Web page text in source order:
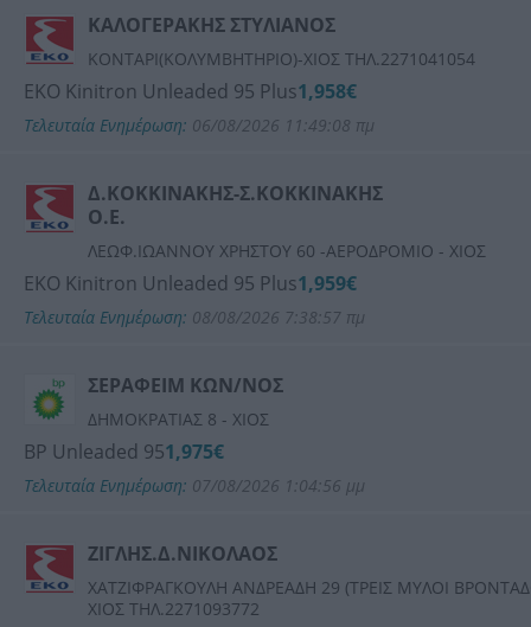
ΚΑΛΟΓΕΡΑΚΗΣ ΣΤΥΛΙΑΝΟΣ
ΚΟΝΤΑΡΙ(ΚΟΛΥΜΒΗΤΗΡΙΟ)-ΧΙΟΣ THΛ.2271041054
ΕΚΟ Kinitron Unleaded 95 Plus1,958€
Τελευταία Ενημέρωση: 06/08/2026 11:49:08 πμ
Δ.ΚΟΚΚΙΝΑΚΗΣ-Σ.ΚΟΚΚΙΝΑΚΗΣ
Ο.Ε.
ΛΕΩΦ.ΙΩΑΝΝΟΥ ΧΡΗΣΤΟΥ 60 -ΑΕΡΟΔΡΟΜΙΟ - ΧΙΟΣ
ΕΚΟ Kinitron Unleaded 95 Plus1,959€
Τελευταία Ενημέρωση: 08/08/2026 7:38:57 πμ
ΣΕΡΑΦΕΙΜ ΚΩΝ/ΝΟΣ
ΔΗΜΟΚΡΑΤΙΑΣ 8 - ΧΙΟΣ
BP Unleaded 951,975€
Τελευταία Ενημέρωση: 07/08/2026 1:04:56 μμ
ΖΙΓΛΗΣ.Δ.ΝΙΚΟΛΑΟΣ
ΧΑΤΖΙΦΡΑΓΚΟΥΛΗ ΑΝΔΡΕΑΔΗ 29 (ΤΡΕΙΣ ΜΥΛΟΙ
ΧΙΟΣ ΤΗΛ.2271093772